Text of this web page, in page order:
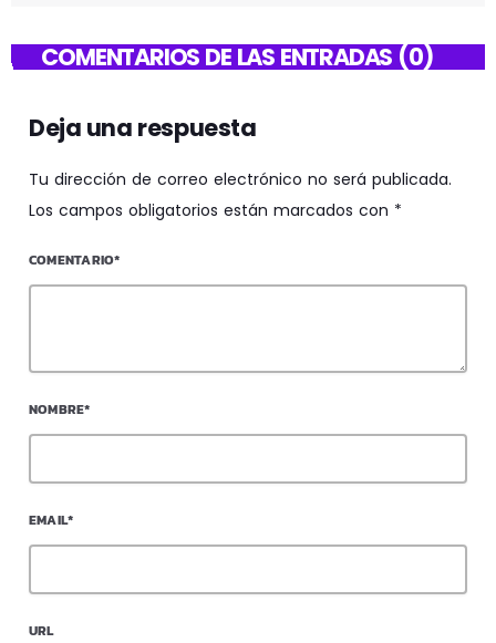
COMENTARIOS DE LAS ENTRADAS (0)
Deja una respuesta
Tu dirección de correo electrónico no será publicada.
Los campos obligatorios están marcados con *
COMENTARIO*
NOMBRE*
EMAIL*
URL